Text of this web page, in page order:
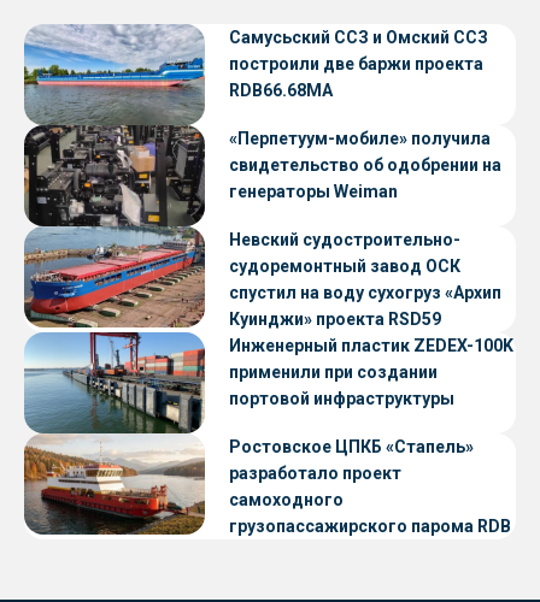
Самусьский ССЗ и Омский ССЗ
построили две баржи проекта
RDB66.68МА
«Перпетуум-мобиле» получила
свидетельство об одобрении на
генераторы Weiman
Невский судостроительно-
судоремонтный завод ОСК
спустил на воду сухогруз «Архип
Куинджи» проекта RSD59
Инженерный пластик ZEDEX-100K
применили при создании
портовой инфраструктуры
Ростовское ЦПКБ «Стапель»
разработало проект
самоходного
грузопассажирского парома RDB